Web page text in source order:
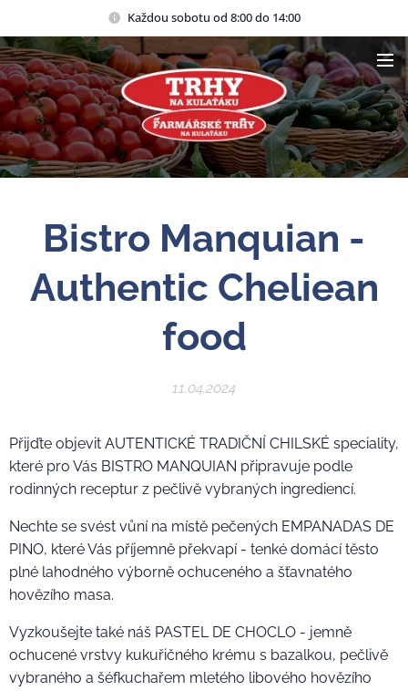
Každou sobotu od 8:00 do 14:00
Bistro Manquian -
Authentic Cheliean
food
11.04.2024
Přijďte objevit AUTENTICKÉ TRADIČNÍ CHILSKÉ speciality,
které pro Vás BISTRO MANQUIAN připravuje podle
rodinných receptur z pečlivĕ vybraných ingrediencí.
Nechte se svést vůní na místĕ pečených EMPANADAS DE
PINO, které Vás příjemnĕ překvapí - tenké domácí tĕsto
plné lahodného výbornĕ ochuceného a šťavnatého
hovĕzího masa.
Vyzkoušejte také náš PASTEL DE CHOCLO - jemně
ochucené vrstvy kukuřičného krému s bazalkou, pečlivě
vybraného a šéfkuchařem mletého libového hovězího